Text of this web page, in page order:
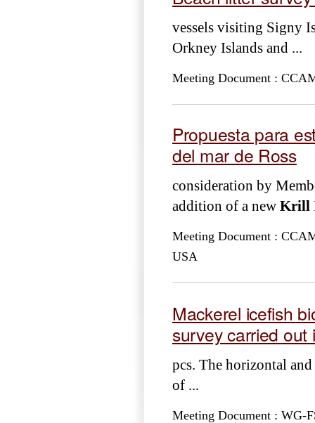
vessels visiting Signy
Orkney Islands and ...
Meeting Document :
Propuesta para
del mar de Ross
consideration by
addition of a new Krill
Meeting Document :
USA
Mackerel icefish
survey carried
pcs. The horizontal
of ...
Meeting Document : WG-